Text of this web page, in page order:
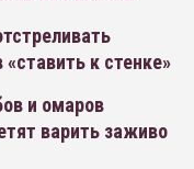
к стенке»
и омаров
варить заживо